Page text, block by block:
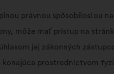
právnou spôsobilosťou
môže mať prístup na
jej zákonných
konajúca prostredníctvom